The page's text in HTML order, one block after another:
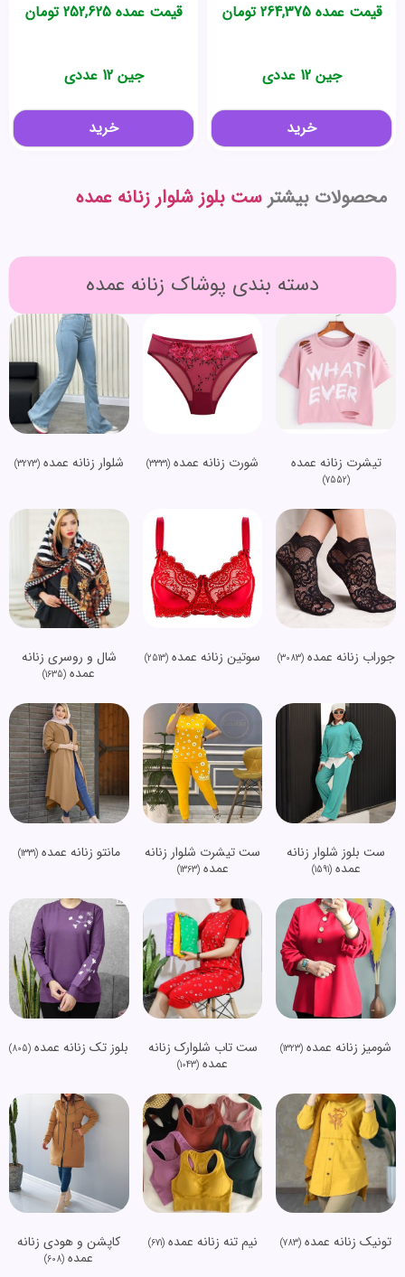
قیمت عمده264,375 تومان
جین 12 عددی
خرید
قیمت عمده 252,625 تومان
جین 12 عددی
خرید
محصولات بیشتر ست بلوز شلوار زنانه عمده
دسته بندی پوشاک زنانه عمده
تیشرت زنانه عمده
(7552)
شورت زنانه عمده (3331) شلوار زنانه عمده(3273)
جوراب زنانه عمده(3083) سوتین زنانه عمده (2513)
شال و روسری زنانه
عمده (1635)
ست بلوز شلوار زنانه
عمده(1591)
ست تیشرت شلوار زنانه
عمده(1363)
مانتو زنانه عمده(1331)
شومیز زنانه عمده (1323)
ست تاب شلوارک زنانه
عمده (1043)
بلوز تک زنانه عمده (805)
تونیک زنانه عمده (783) نیم تنه زنانه عمده(671)
کاپشن و هودی زنانه
عمده (608)